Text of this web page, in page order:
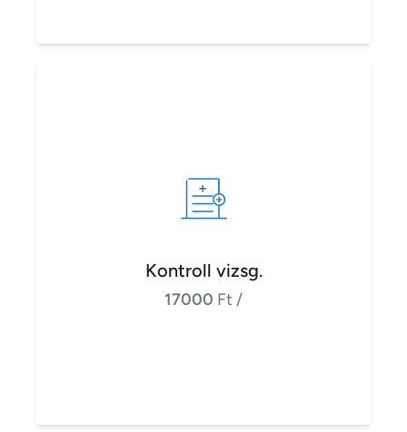
Kontroll vizsg.
17000 Ft /